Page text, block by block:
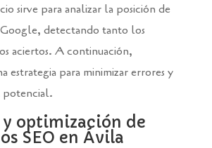
sirve para analizar la posición de
detectando tanto los
aciertos. A continuación,
estrategia para minimizar errores y
potencial.
y optimización de
SEO en Ávila